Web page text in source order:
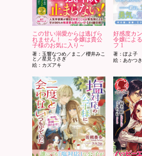
この甘い溺愛からは逃げら
れません！ ～令嬢は貴公
子様のお気に入り～
著：玉響なつめ／まこ／櫻井みこ
と／星見うさぎ
絵：カズアキ
好感度カ
令嬢によ
フ 1
著：ぽよ子
絵：あかつ